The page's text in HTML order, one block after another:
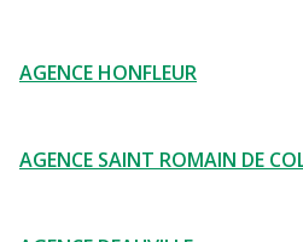
AGENCE HONFLEUR
AGENCE SAINT ROMAIN DE